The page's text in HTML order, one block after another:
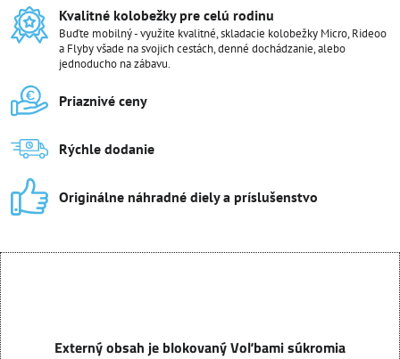
Kvalitné kolobežky pre celú rodinu
Buďte mobilný - využite kvalitné, skladacie kolobežky Micro, Rideoo
a Flyby všade na svojich cestách, denné dochádzanie, alebo
jednoducho na zábavu.
Priaznivé ceny
Rýchle dodanie
Originálne náhradné diely a príslušenstvo
Externý obsah je blokovaný Voľbami súkromia